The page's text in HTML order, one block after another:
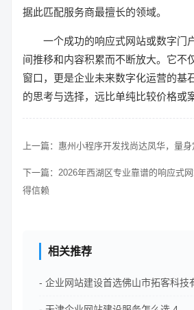
据此匹配服务商最擅长的领域。
一个成功的响应式网站或数字门
间推移和内容积累而不断放大。它不
窗口，更是企业未来数字化运营的基
的思考与选择，远比单纯比较价格或
上一篇： 惠州小程序开发找尚达凤华，量
下一篇： 2026年西湖区专业靠谱的响应式
得信赖
相关推荐